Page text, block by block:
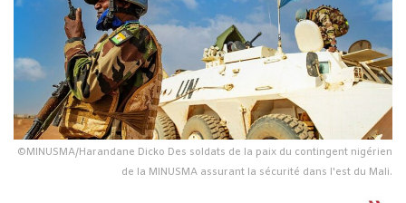
©MINUSMA/Harandane Dicko Des soldats de la paix du contingent nigérien
de la MINUSMA assurant la sécurité dans l'est du Mali.